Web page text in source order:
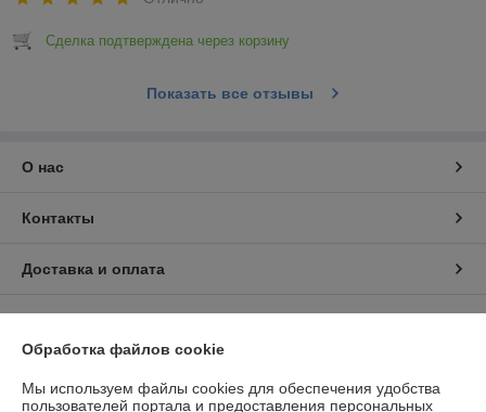
Сделка подтверждена через корзину
Показать все отзывы
О нас
Контакты
Доставка и оплата
Обработка файлов cookie
Мы используем файлы cookies для обеспечения удобства
пользователей портала и предоставления персональных